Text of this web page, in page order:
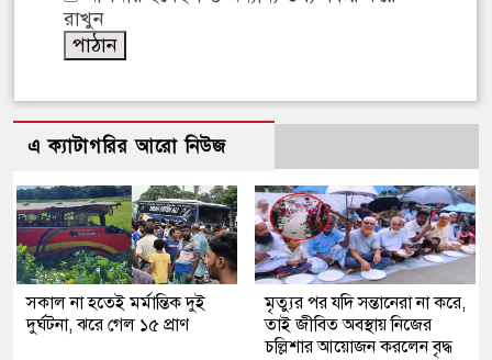
রাখুন
এ ক্যাটাগরির আরো নিউজ
সকাল না হতেই মর্মান্তিক দুই
দুর্ঘটনা, ঝরে গেল ১৫ প্রাণ
মৃত্যুর পর যদি সন্তানেরা না করে,
তাই জীবিত অবস্থায় নিজের
চল্লিশার আয়োজন করলেন বৃদ্ধ